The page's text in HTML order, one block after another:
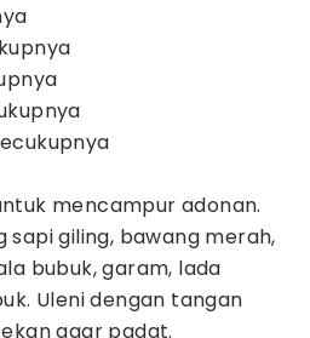
mencampur adonan.
sapi giling, bawang merah,
bubuk, garam, lada
Uleni dengan tangan
agar padat.